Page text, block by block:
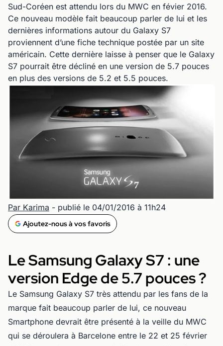
Sud-Coréen est attendu lors du MWC en févier 2016.
Ce nouveau modèle fait beaucoup parler de lui et les
dernières informations autour du Galaxy S7
proviennent d’une fiche technique postée par un site
américain. Cette dernière laisse à penser que le Galaxy
S7 pourrait être décliné en une version de 5.7 pouces
en plus des versions de 5.2 et 5.5 pouces.
Par Karima - publié le 04/01/2016 à 11h24
Ajoutez-nous à vos favoris
Le Samsung Galaxy S7 : une
version Edge de 5.7 pouces ?
Le Samsung Galaxy S7 très attendu par les fans de la
marque fait beaucoup parler de lui, ce nouveau
Smartphone devrait être présenté à la veille du MWC
qui se déroulera à Barcelone entre le 22 et 25 février